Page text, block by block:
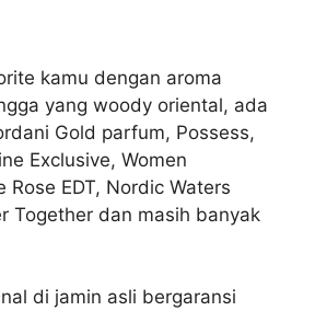
kamu dengan aroma
yang woody oriental, ada
Gold parfum, Possess,
Exclusive, Women
Rose EDT, Nordic Waters
Together dan masih banyak
di jamin asli bergaransi